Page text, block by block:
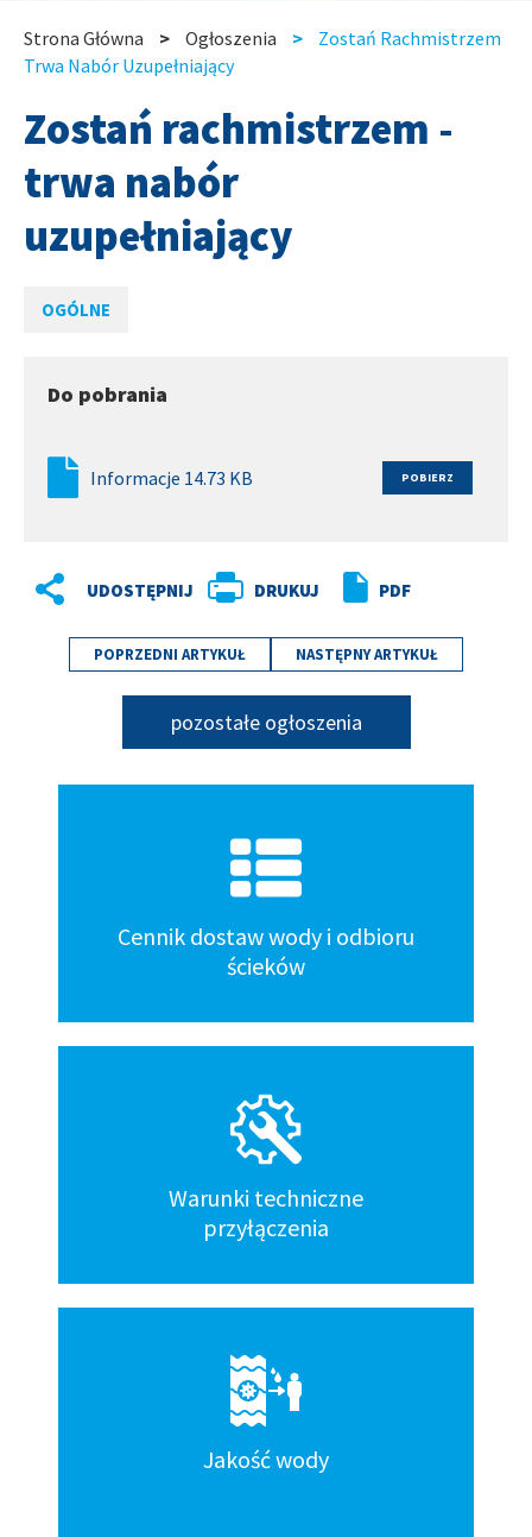
Ścieżka
nawigacyjna
Strona Główna Ogłoszenia
Zostań Rachmistrzem
Trwa Nabór Uzupełniający
Zostań rachmistrzem -
trwa nabór
uzupełniający
OGÓLNE
Do pobrania
Informacje 14.73 KB
DRUKUJ PDF
POPRZEDNI ARTYKUŁ NASTĘPNY ARTYKUŁ
pozostałe ogłoszenia
Cennik dostaw wody i odbioru
ścieków
Warunki techniczne
przyłączenia
Jakość wody